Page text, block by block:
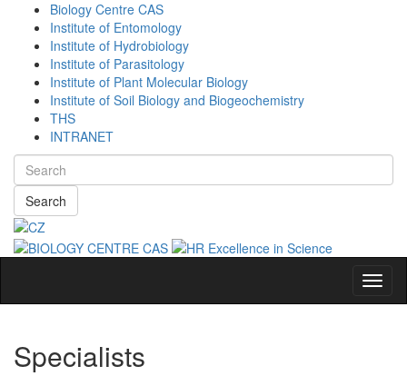
Biology Centre CAS
Institute of Entomology
Institute of Hydrobiology
Institute of Parasitology
Institute of Plant Molecular Biology
Institute of Soil Biology and Biogeochemistry
THS
INTRANET
Search
Specialists